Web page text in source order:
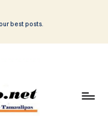
best posts.